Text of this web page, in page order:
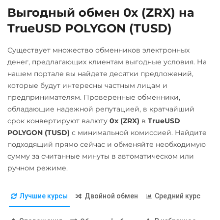
Ripple (XRP)
Shib
Solana (SOL)
StableUSD (USDS)
Starknet (STRK)
Stellar (XLM)
Sui
Terra (LUNA)
Omni ERC20
TRC20
Газпромбанк RUB
Евразийский Банк KZT
Карта Unionpay CNY
Карта UZCARD UZS
Карта МИР RUB
Любой банк
USD RUB EUR
KZT
GBP CNY
THB
JPY
TRY BYN
CAD
HKD
PLN INR
VND
PKR
NGN
MYR
Выгодный обмен 0x (ZRX) на
TrueUSD POLYGON (TUSD)
Существует множество обменников электронных
денег, предлагающих клиентам выгодные условия. На
нашем портале вы найдете десятки предложений,
которые будут интересны частным лицам и
предпринимателям. Проверенные обменники,
обладающие надежной репутацией, в кратчайший
срок конвертируют валюту 0x (ZRX) в TrueUSD
POLYGON (TUSD) с минимальной комиссией. Найдите
подходящий прямо сейчас и обменяйте необходимую
сумму за считанные минуты в автоматическом или
ручном режиме.
Лучшие курсы Двойной обмен Средний курс